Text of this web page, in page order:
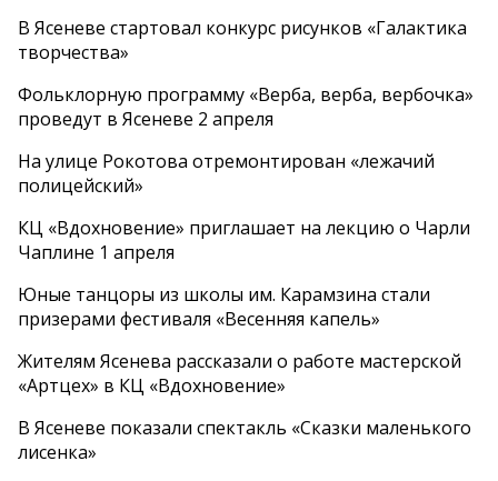
В Ясеневе стартовал конкурс рисунков «Галактика
творчества»
Фольклорную программу «Верба, верба, вербочка»
проведут в Ясеневе 2 апреля
На улице Рокотова отремонтирован «лежачий
полицейский»
КЦ «Вдохновение» приглашает на лекцию о Чарли
Чаплине 1 апреля
Юные танцоры из школы им. Карамзина стали
призерами фестиваля «Весенняя капель»
Жителям Ясенева рассказали о работе мастерской
«Артцех» в КЦ «Вдохновение»
В Ясеневе показали спектакль «Сказки маленького
лисенка»